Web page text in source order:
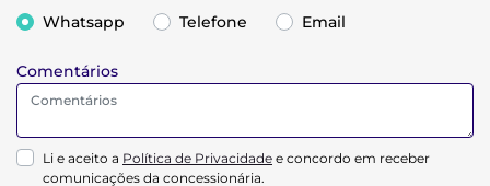
Whatsapp
Telefone Email
Comentários
Li e aceito a Política de Privacidade e concordo em receber
comunicações da concessionária.